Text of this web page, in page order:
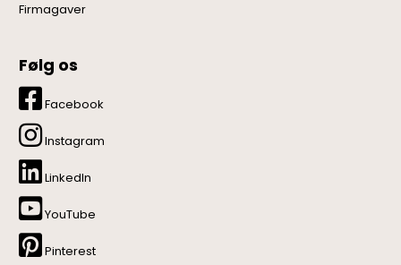
Firmagaver
Følg os
Facebook
Instagram
LinkedIn
YouTube
Pinterest